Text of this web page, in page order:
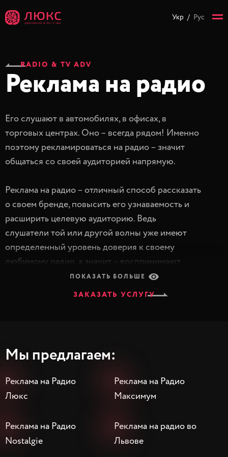
Укр / Рус
RADIO & TV ADV
Реклама на радио
Его слушают в автомобилях, в офисах, в
торговых центрах. Оно – всегда рядом! Именно
поэтому рекламироваться на радио – значит
общаться со своей аудиторией напрямую.
Реклама на радио – отличный способ рассказать
о своем бренде, повысить его узнаваемость и
расширить целевую аудиторию. Ведь
слушатели той или другой волны уже имеют
определенный уровень доверия к своему
любимому радио, а значит – воспринимают
радиорекламу намного лояльнее.
Nostalgie
бренда
грамотный медиаплан, обеспечивающий
разные форматы интеграции в радиоэфире
креативные аудиоролики, которые точно
ЗАКАЗАТЬ УСЛУГУ
ПОКАЗАТЬ БОЛЬШЕ
Мы предлагаем:
Реклама на Радио
Люкс
Реклама на Радио
Максимум
Реклама на Радио
Nostalgie
Реклама на радио во
Львове